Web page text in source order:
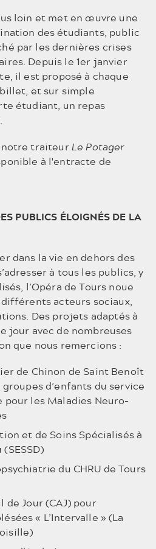
loin et met en œuvre une
des étudiants, public
par les dernières crises
Depuis le 1er janvier
il est proposé à chaque
et sur simple
étudiant, un repas
notre traiteurLe Potager
à l'entracte de
PUBLICS ÉLOIGNÉS DE LA
dans la vie en dehors des
à tous les publics, y
l’Opéra de Tours noue
acteurs sociaux,
Des projets adaptés à
jour avec de nombreuses
que nous remercions :
de Chinon de Saint Benoît
d’enfants du service
pour les Maladies Neuro-
et de Soins Spécialisés à
du CHRU de Tours
de Jour (CAJ) pour
« L’Intervalle » (La